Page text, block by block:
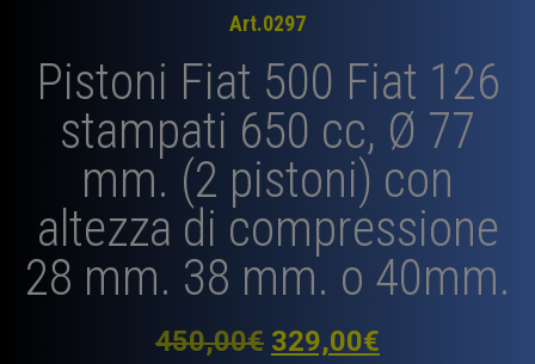
Art.0297
Pistoni Fiat 500 Fiat 126
stampati 650 cc, Ø 77
mm. (2 pistoni) con
altezza di compressione
28 mm. 38 mm. o 40mm.
450,00€ Il
329,00€